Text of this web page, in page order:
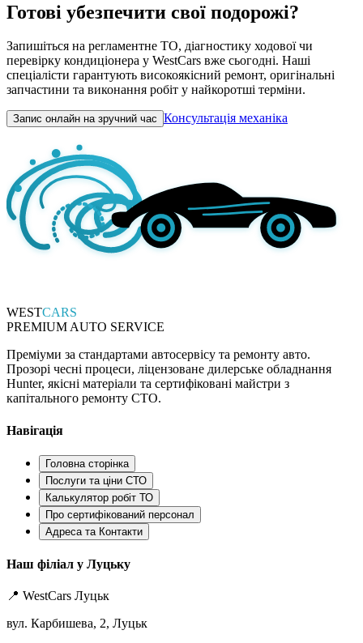
Готові убезпечити свої подорожі?
Запишіться на регламентне ТО, діагностику ходової чи
перевірку кондиціонера у WestCars вже сьогодні. Наші
спеціалісти гарантують високоякісний ремонт, оригінальні
запчастини та виконання робіт у найкоротші терміни.
Запис онлайн на зручний час Консультація механіка
WESTCARS
PREMIUM AUTO SERVICE
Преміуми за стандартами автосервісу та ремонту авто.
Прозорі чесні процеси, ліцензоване дилерське обладнання
Hunter, якісні матеріали та сертифіковані майстри з
капітального ремонту СТО.
Навігація
Головна сторінка
Послуги та ціни СТО
Калькулятор робіт ТО
Про сертифікований персонал
Адреса та Контакти
Наш філіал у Луцьку
📍 WestCars Луцьк
вул. Карбишева, 2, Луцьк